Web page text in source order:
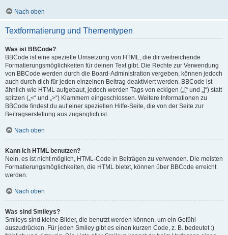
Nach oben
Textformatierung und Thementypen
Was ist BBCode?
BBCode ist eine spezielle Umsetzung von HTML, die dir weitreichende
Formatierungsmöglichkeiten für deinen Text gibt. Die Rechte zur Verwendung
von BBCode werden durch die Board-Administration vergeben, können jedoch
auch durch dich für jeden einzelnen Beitrag deaktiviert werden. BBCode ist
ähnlich wie HTML aufgebaut, jedoch werden Tags von eckigen („[“ und „]“) statt
spitzen („<“ und „>“) Klammern eingeschlossen. Weitere Informationen zu
BBCode findest du auf einer speziellen Hilfe-Seite, die von der Seite zur
Beitragserstellung aus zugänglich ist.
Nach oben
Kann ich HTML benutzen?
Nein, es ist nicht möglich, HTML-Code in Beiträgen zu verwenden. Die meisten
Formatierungsmöglichkeiten, die HTML bietet, können über BBCode erreicht
werden.
Nach oben
Was sind Smileys?
Smileys sind kleine Bilder, die benutzt werden können, um ein Gefühl
auszudrücken. Für jeden Smiley gibt es einen kurzen Code, z. B. bedeutet :)